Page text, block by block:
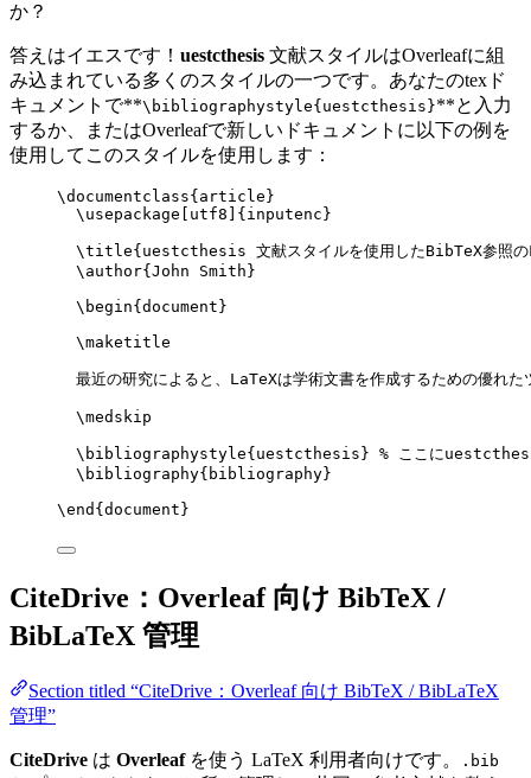
か？
答えはイエスです！ uestcthesis 文献スタイルはOverleafに組
み込まれている多くのスタイルの一つです。あなたのtexド
キュメントで**\bibliographystyle{uestcthesis}**と入力
するか、またはOverleafで新しいドキュメントに以下の例を
使用してこのスタイルを使用します：
\documentclass{ article }
\usepackage
utf8 ]{ inputenc }
\title{uestcthesis 文献スタイルを使用したBibTeX参照の
\author{John Smith}
\begin{ document }
\maketitle
最近の研究によると、LaTeXは学術文書を作成するための優れ
\medskip
\bibliographystyle{uestcthesis} % ここに
\bibliography{bibliography}
\end { document }
CiteDrive：Overleaf 向け BibTeX /
BibLaTeX 管理
Section titled “CiteDrive：Overleaf 向け BibTeX / BibLaTeX
管理”
CiteDrive は Overleafを使う LaTeX 利用者向けです。 .bib